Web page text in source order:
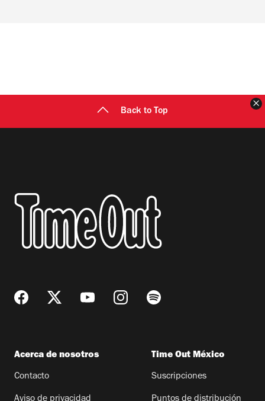
Back to Top
Acerca de nosotros
Contacto
Time Out México
Suscripciones